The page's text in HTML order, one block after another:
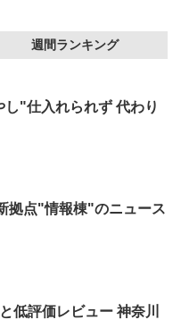
週間ランキング
"仕入れられず 代わり
拠点"情報棟"のニュース
低評価レビュー 神奈川